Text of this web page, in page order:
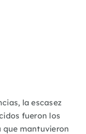
la escasez
fueron los
que mantuvieron